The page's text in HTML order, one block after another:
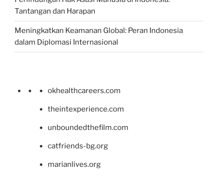
Tantangan dan Harapan
Meningkatkan Keamanan Global: Peran Indonesia
dalam Diplomasi Internasional
okhealthcareers.com
theintexperience.com
unboundedthefilm.com
catfriends-bg.org
marianlives.org